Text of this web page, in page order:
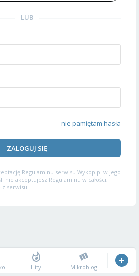
LUB
nie pamiętam hasła
ZALOGUJ SIĘ
Regulaminu serwisu Wykop.pl w jego
nie akceptujesz Regulaminu w całości,
serwisu.
Hity Mikroblog